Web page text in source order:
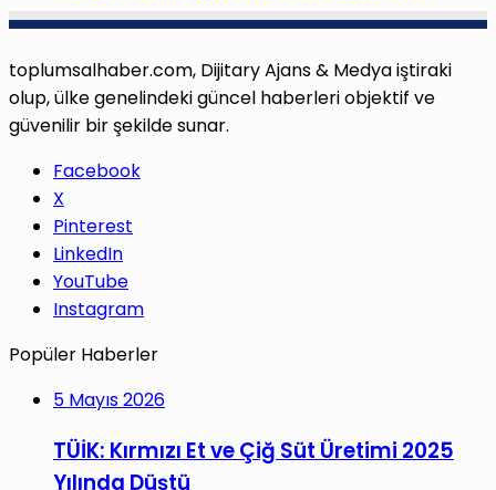
toplumsalhaber.com, Dijitary Ajans & Medya iştiraki
olup, ülke genelindeki güncel haberleri objektif ve
güvenilir bir şekilde sunar.
Facebook
X
Pinterest
LinkedIn
YouTube
Instagram
Popüler Haberler
5 Mayıs 2026
TÜİK: Kırmızı Et ve Çiğ Süt Üretimi 2025
Yılında Düştü